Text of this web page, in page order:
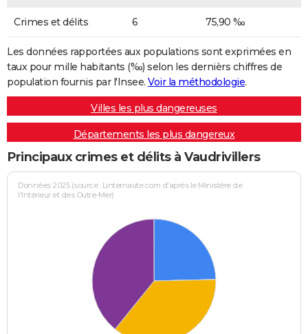
Crimes et délits 6 75,90 ‰
Les données rapportées aux populations sont exprimées en
taux pour mille habitants (‰) selon les dernièrs chiffres de
population fournis par l'Insee. Voir la méthodologie.
Villes les plus dangereuses
Départements les plus dangereux
Principaux crimes et délits à Vaudrivillers
Données 2025 (source : Linternaute.com d'après le Ministère de
l'Intérieur et des Outre-Mer)